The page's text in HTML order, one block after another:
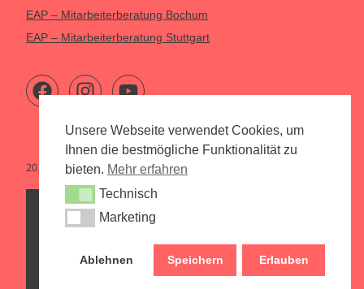
EAP – Mitarbeiterberatung Bochum
EAP – Mitarbeiterberatung Stuttgart
2015 – 2026 Psychologen Online
Psychologen Online
Psychologische Beratung per Webcam,
Telefon und vor Ort
Unsere Webseite verwendet Cookies, um
Ihnen die bestmögliche Funktionalität zu
bieten. Mehr erfahren
TechnischTechnisch
MarketingMarketing
Ablehnen Speichern Erlauben